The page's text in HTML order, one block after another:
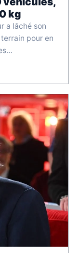
kg
a lâché son
pour en